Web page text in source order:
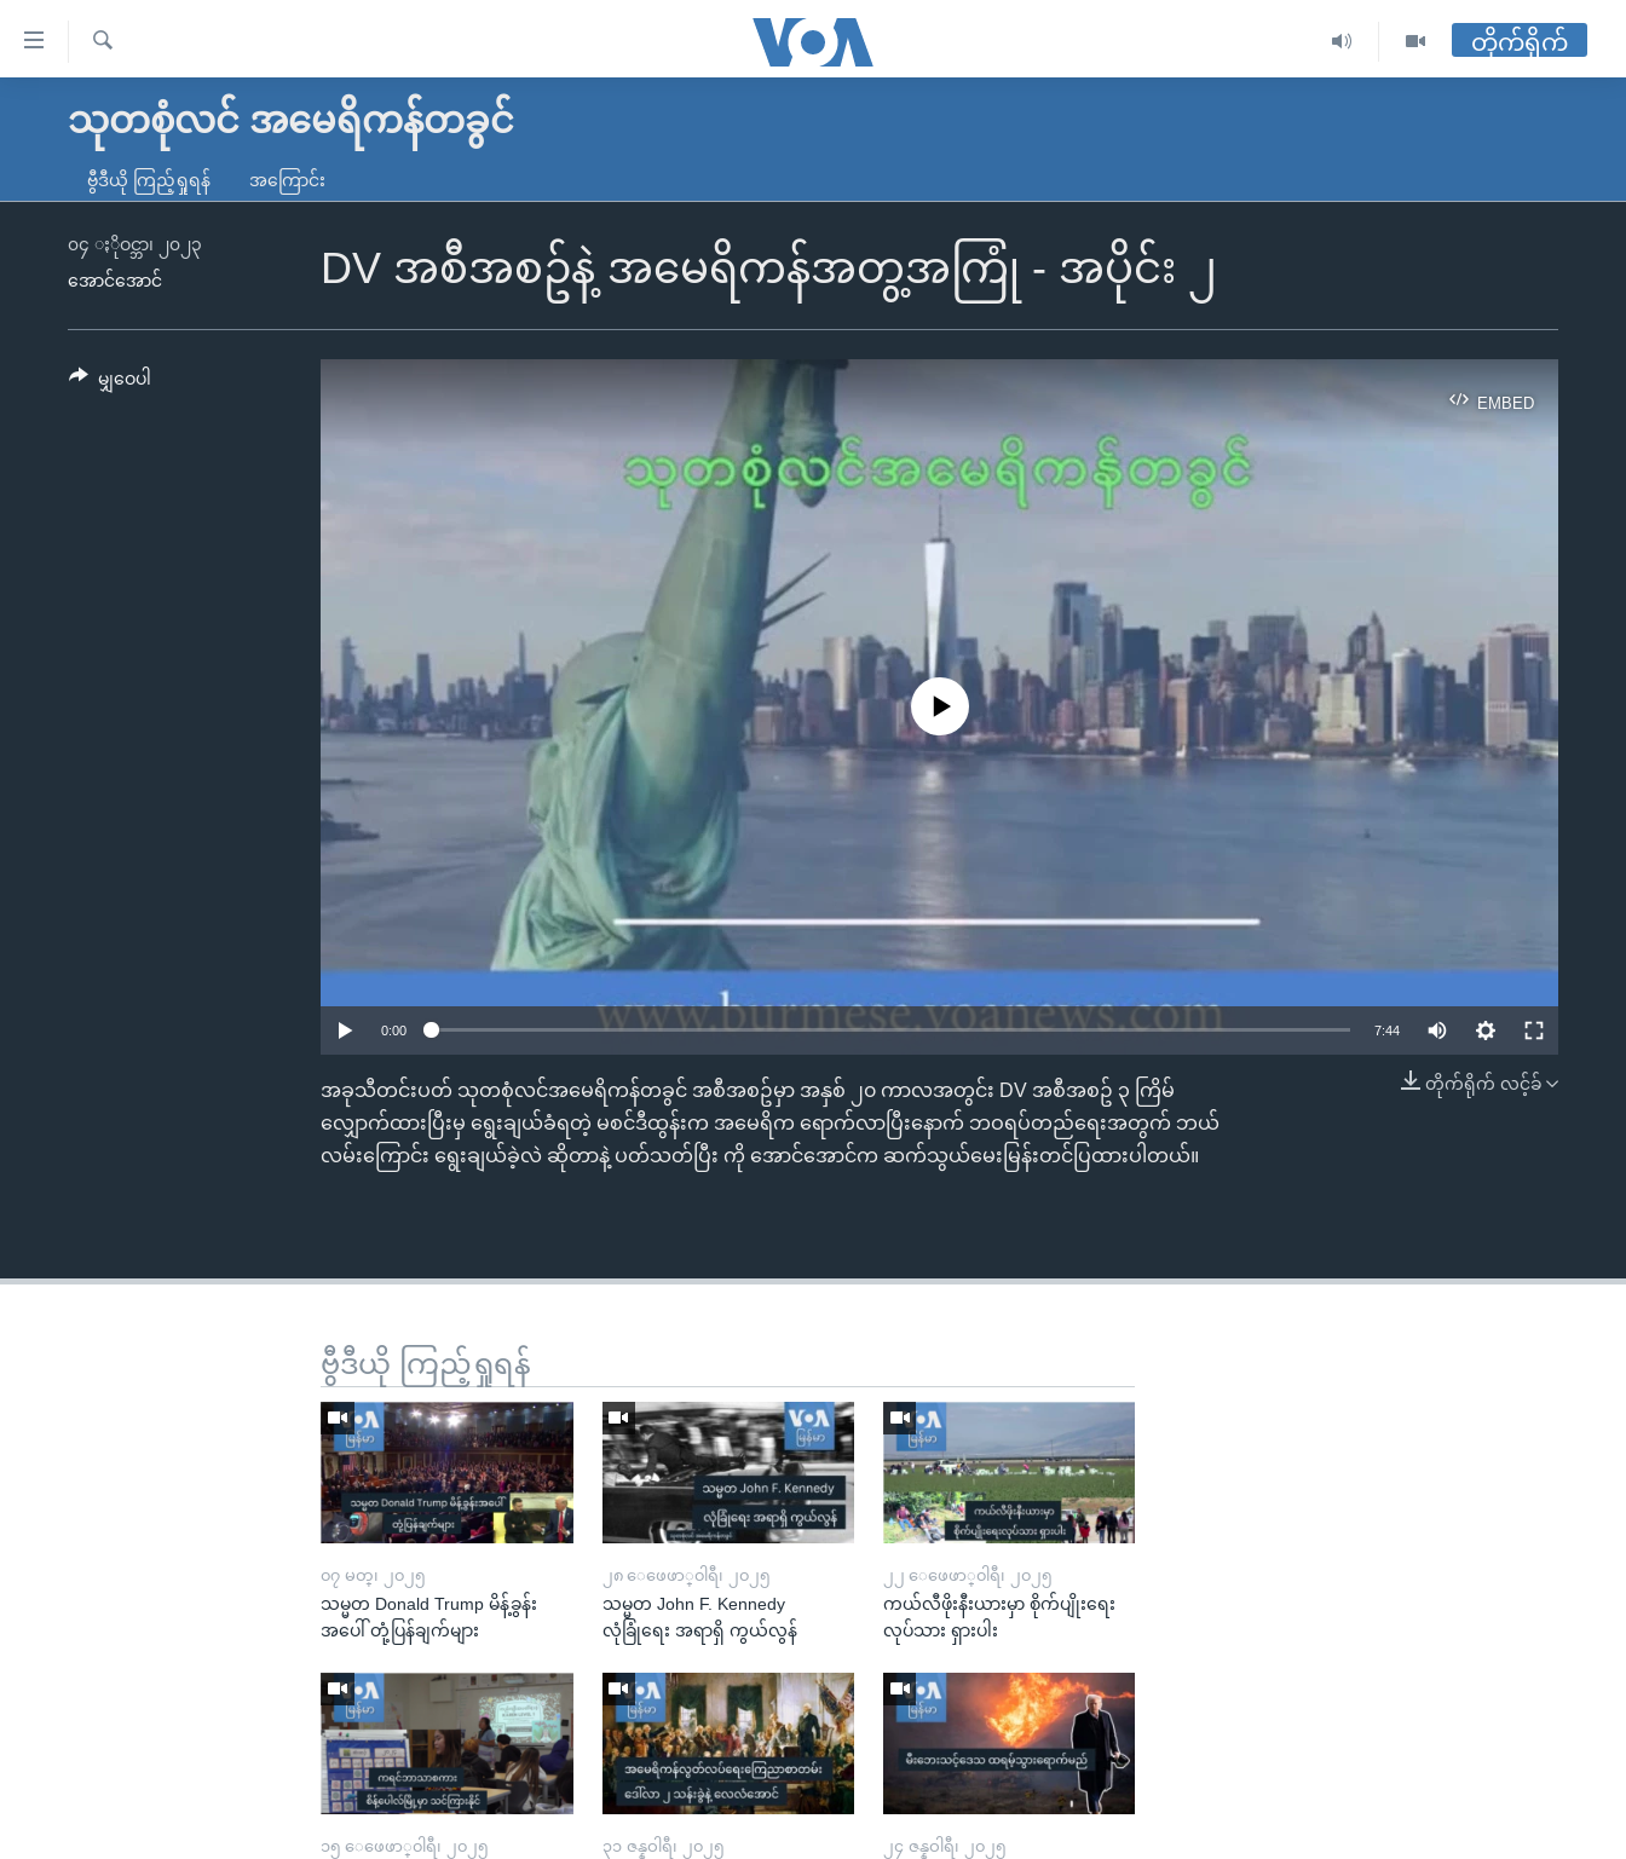
လွယ်ကူ
သည့်
မူလစာမျက်နှာ
ကမ္ဘာ့သတင်းများ
နိုင်ငံတကာ
အမေရိကန်
တရုတ်
အစ္စရေး-ပါလက်စတိုင်း
သတင်းလွတ်လပ်ခွင့်
ရပ်ဝန်းတခု လမ်းတခု အလွန်
အင်္ဂလိပ်စာလေ့လာမယ်
ရ
လာ
တိုက်ရိုက်
သုတစုံလင် အမေရိကန်တခွင်
ဗွီဒီယို ကြည့်ရှုရန် အကြောင်း
DV အစီအစဥ်နဲ့ အမေရိကန်အတွ့အကြုံ - အပိုင်း ၂
၀၄ ႏိုဝင္ဘာ၊ ၂၀၂၃
အောင်အောင်
EMBED
EMBED
No media source currently available
0:00 7:44
တိုက်ရိုက် လင့်ခ်
အခုသီတင်းပတ် သုတစုံလင်အမေရိကန်တခွင် အစီအစဥ်မှာ အနှစ် ၂၀ ကာလအတွင်း DV အစီအစဥ် ၃ ကြိမ်
လျှောက်ထားပြီးမှ ရွေးချယ်ခံရတဲ့ မစင်ဒီထွန်းက အမေရိက ရောက်လာပြီးနောက် ဘဝရပ်တည်ရေးအတွက် ဘယ်
လမ်းကြောင်း ရွေးချယ်ခဲ့လဲ ဆိုတာနဲ့ ပတ်သတ်ပြီး ကို အောင်အောင်က ဆက်သွယ်မေးမြန်းတင်ပြထားပါတယ်။
မျှဝေပါ
ဗွီဒီယို ကြည့်ရှုရန်
၀၇ မတ္၊ ၂၀၂၅
သမ္မတ Donald Trump မိန့်ခွန်း
အပေါ် တုံ့ပြန်ချက်များ
၂၈ ေဖေဖာ္၀ါရီ၊ ၂၀၂၅
သမ္မတ John F. Kennedy
လုံခြုံရေး အရာရှိ ကွယ်လွန်
၂၂ ေဖေဖာ္၀ါရီ၊ ၂၀၂၅
ကယ်လီဖိုးနီးယားမှာ စိုက်ပျိုးရေး
လုပ်သား ရှားပါး
၁၅ ေဖေဖာ္၀ါရီ၊ ၂၀၂၅ ၃၁ ဇန္နဝါရီ၊ ၂၀၂၅ ၂၄ ဇန္နဝါရီ၊ ၂၀၂၅